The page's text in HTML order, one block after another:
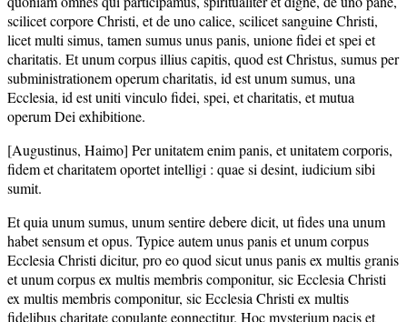
scilicet corpore Christi, et de uno calice, scilicet sanguine Christi,
licet multi simus, tamen sumus unus panis, unione fidei et spei et
charitatis. Et unum corpus illius capitis, quod est Christus, sumus per
subministrationem operum charitatis, id est unum sumus, una
Ecclesia, id est uniti vinculo fidei, spei, et charitatis, et mutua
operum Dei exhibitione.
[Augustinus, Haimo] Per unitatem enim panis, et unitatem corporis,
fidem et charitatem oportet intelligi : quae si desint, iudicium sibi
sumit.
Et quia unum sumus, unum sentire debere dicit, ut fides una unum
habet sensum et opus. Typice autem unus panis et unum corpus
Ecclesia Christi dicitur, pro eo quod sicut unus panis ex multis granis
et unum corpus ex multis membris componitur, sic Ecclesia Christi
ex multis membris componitur, sic Ecclesia Christi ex multis
fidelibus charitate copulante eonnectitur. Hoc mysterium pacis et